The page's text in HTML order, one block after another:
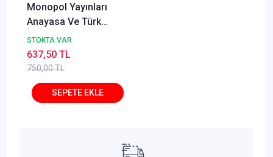
Monopol Yayınları
Anayasa Ve Türk
Anayasa Hukuku 10.
Baskı Ömer Keskinsoy
STOKTA VAR
750,00 TL
637,50 TL